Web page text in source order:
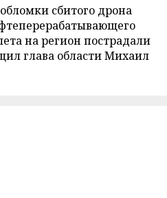
сбитого дрона
на регион пострадали
глава области Михаил